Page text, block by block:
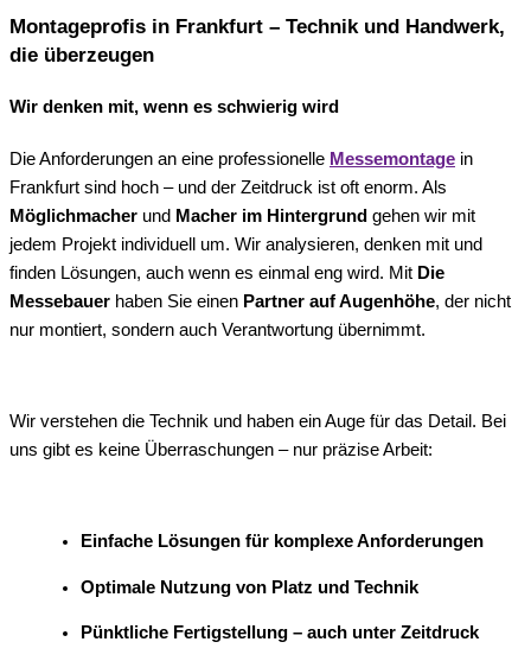
Montageprofis in Frankfurt – Technik und Handwerk,
die überzeugen
Wir denken mit, wenn es schwierig wird
Die Anforderungen an eine professionelle Messemontage in
Frankfurt sind hoch – und der Zeitdruck ist oft enorm. Als
Möglichmacher und Macher im Hintergrund gehen wir mit
jedem Projekt individuell um. Wir analysieren, denken mit und
finden Lösungen, auch wenn es einmal eng wird. Mit Die
Messebauer haben Sie einen Partner auf Augenhöhe, der nicht
nur montiert, sondern auch Verantwortung übernimmt.
Wir verstehen die Technik und haben ein Auge für das Detail. Bei
uns gibt es keine Überraschungen – nur präzise Arbeit:
Einfache Lösungen für komplexe Anforderungen
Optimale Nutzung von Platz und Technik
Pünktliche Fertigstellung – auch unter Zeitdruck